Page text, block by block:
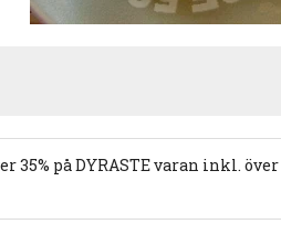
35% på DYRASTE varan inkl.